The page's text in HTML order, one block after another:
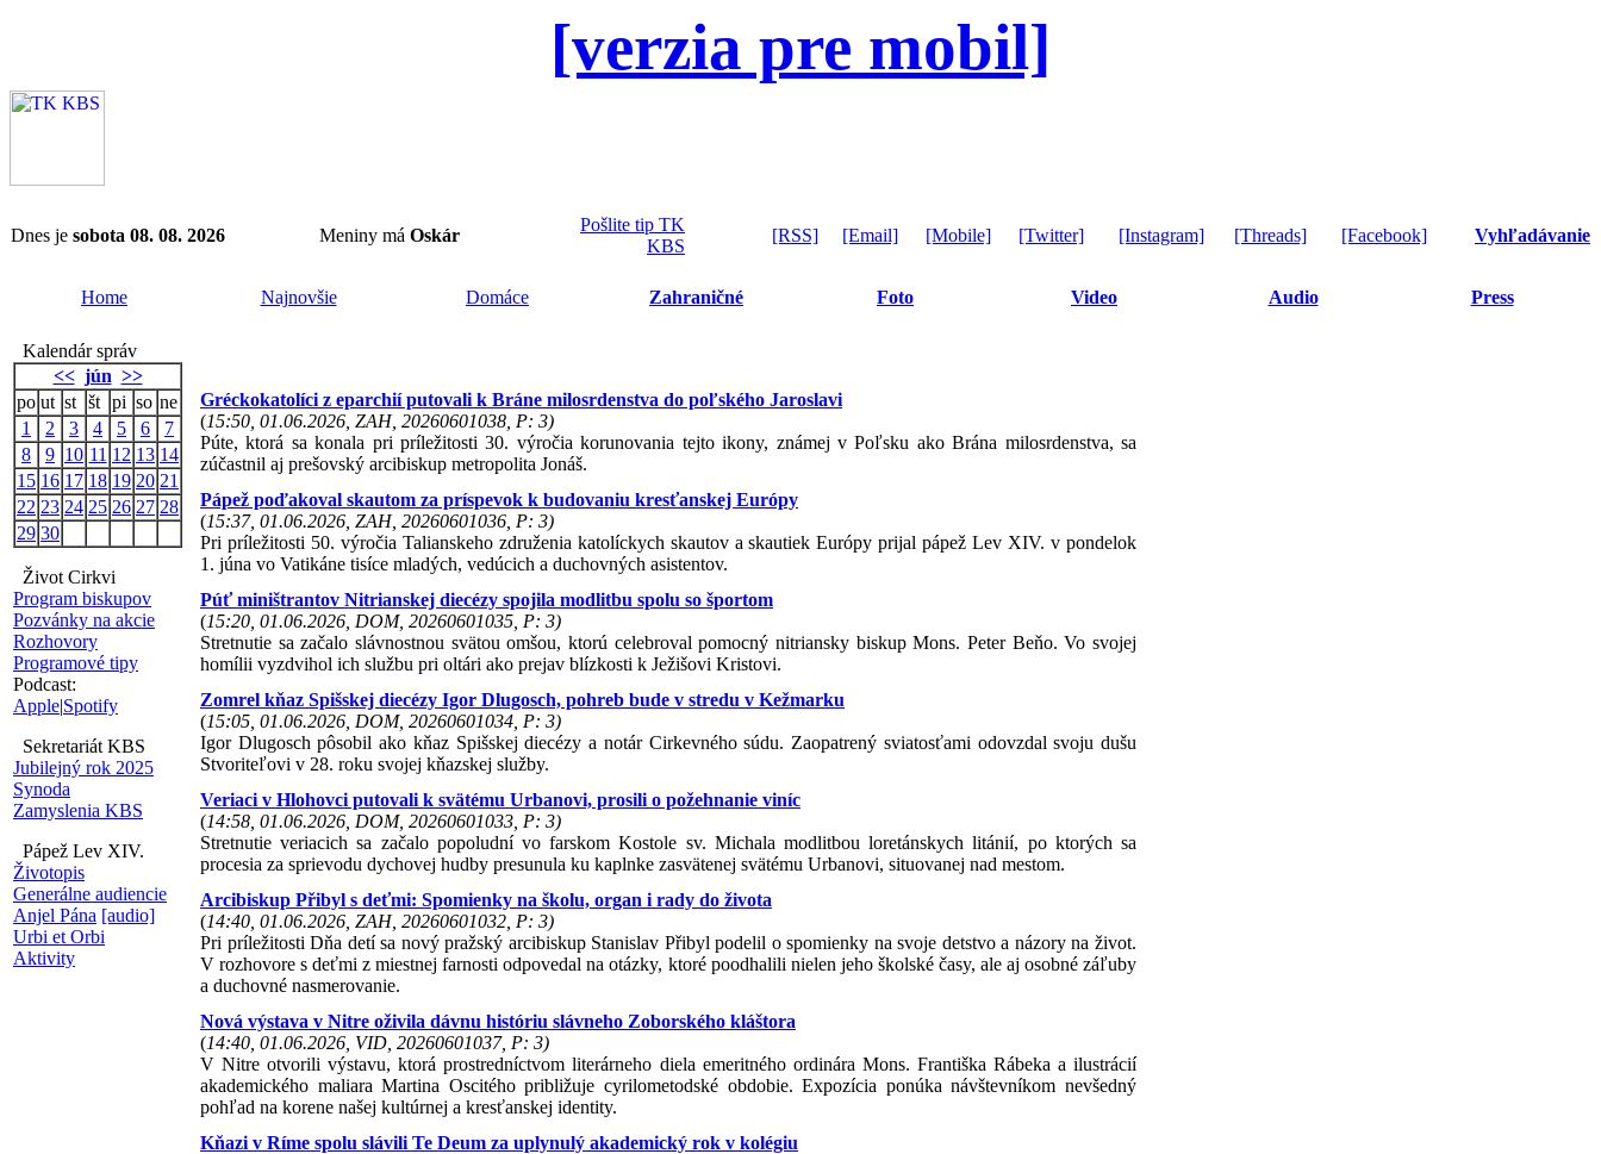
[verzia pre mobil]
Dnes je sobota 08. 08. 2026 Meniny má Oskár
Pošlite tip TK
KBS
[RSS] [Email] [Mobile] [Twitter] [Instagram] [Threads] [Facebook] Vyhľadávanie
Home Najnovšie Domáce Zahraničné Foto Video Audio Press
Kalendár správ
<< jún >>
po ut st št pi so ne
1
2 3 4 5 6
7
8
9 10 11 12 13 14
15 16 17 18 19 20 21
22 23 24 25 26 27 28
29 30
Život Cirkvi
Program biskupov
Pozvánky na akcie
Rozhovory
Programové tipy
Podcast:
Apple|Spotify
Sekretariát KBS
Jubilejný rok 2025
Synoda
Zamyslenia KBS
Pápež Lev XIV.
Životopis
Generálne audiencie
Anjel Pána [audio]
Urbi et Orbi
Aktivity
Gréckokatolíci z eparchií putovali k Bráne milosrdenstva do poľského Jaroslavi
(15:50, 01.06.2026, ZAH, 20260601038, P: 3)
Púte, ktorá sa konala pri príležitosti 30. výročia korunovania tejto ikony, známej v Poľsku ako Brána milosrdenstva, sa
zúčastnil aj prešovský arcibiskup metropolita Jonáš.
Pápež poďakoval skautom za príspevok k budovaniu kresťanskej Európy
(15:37, 01.06.2026, ZAH, 20260601036, P: 3)
Pri príležitosti 50. výročia Talianskeho združenia katolíckych skautov a skautiek Európy prijal pápež Lev XIV. v pondelok
1. júna vo Vatikáne tisíce mladých, vedúcich a duchovných asistentov.
Púť miništrantov Nitrianskej diecézy spojila modlitbu spolu so športom
(15:20, 01.06.2026, DOM, 20260601035, P: 3)
Stretnutie sa začalo slávnostnou svätou omšou, ktorú celebroval pomocný nitriansky biskup Mons. Peter Beňo. Vo svojej
homílii vyzdvihol ich službu pri oltári ako prejav blízkosti k Ježišovi Kristovi.
Zomrel kňaz Spišskej diecézy Igor Dlugosch, pohreb bude v stredu v Kežmarku
(15:05, 01.06.2026, DOM, 20260601034, P: 3)
Igor Dlugosch pôsobil ako kňaz Spišskej diecézy a notár Cirkevného súdu. Zaopatrený sviatosťami odovzdal svoju dušu
Stvoriteľovi v 28. roku svojej kňazskej služby.
Veriaci v Hlohovci putovali k svätému Urbanovi, prosili o požehnanie viníc
(14:58, 01.06.2026, DOM, 20260601033, P: 3)
Stretnutie veriacich sa začalo popoludní vo farskom Kostole sv. Michala modlitbou loretánskych litánií, po ktorých sa
procesia za sprievodu dychovej hudby presunula ku kaplnke zasvätenej svätému Urbanovi, situovanej nad mestom.
Arcibiskup Přibyl s deťmi: Spomienky na školu, organ i rady do života
(14:40, 01.06.2026, ZAH, 20260601032, P: 3)
Pri príležitosti Dňa detí sa nový pražský arcibiskup Stanislav Přibyl podelil o spomienky na svoje detstvo a názory na život.
V rozhovore s deťmi z miestnej farnosti odpovedal na otázky, ktoré poodhalili nielen jeho školské časy, ale aj osobné záľuby
a duchovné nasmerovanie.
Nová výstava v Nitre oživila dávnu históriu slávneho Zoborského kláštora
(14:40, 01.06.2026, VID, 20260601037, P: 3)
V Nitre otvorili výstavu, ktorá prostredníctvom literárneho diela emeritného ordinára Mons. Františka Rábeka a ilustrácií
akademického maliara Martina Oscitého približuje cyrilometodské obdobie. Expozícia ponúka návštevníkom nevšedný
pohľad na korene našej kultúrnej a kresťanskej identity.
Kňazi v Ríme spolu slávili Te Deum za uplynulý akademický rok v kolégiu